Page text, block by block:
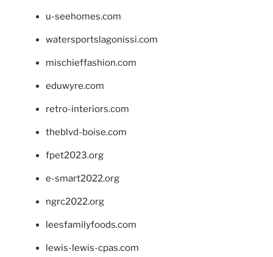
u-seehomes.com
watersportslagonissi.com
mischieffashion.com
eduwyre.com
retro-interiors.com
theblvd-boise.com
fpet2023.org
e-smart2022.org
ngrc2022.org
leesfamilyfoods.com
lewis-lewis-cpas.com